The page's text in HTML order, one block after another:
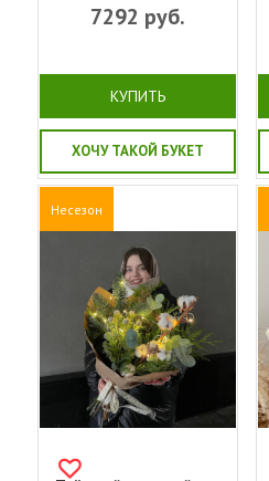
7292 руб.
КУПИТЬ
ХОЧУ ТАКОЙ БУКЕТ
Несезон